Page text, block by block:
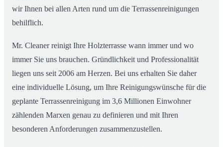
wir Ihnen bei allen Arten rund um die Terrassenreinigungen
behilflich.
Mr. Cleaner reinigt Ihre Holzterrasse wann immer und wo
immer Sie uns brauchen. Gründlichkeit und Professionalität
liegen uns seit 2006 am Herzen. Bei uns erhalten Sie daher
eine individuelle Lösung, um Ihre Reinigungswünsche für die
geplante Terrassenreinigung im 3,6 Millionen Einwohner
zählenden Marxen genau zu definieren und mit Ihren
besonderen Anforderungen zusammenzustellen.